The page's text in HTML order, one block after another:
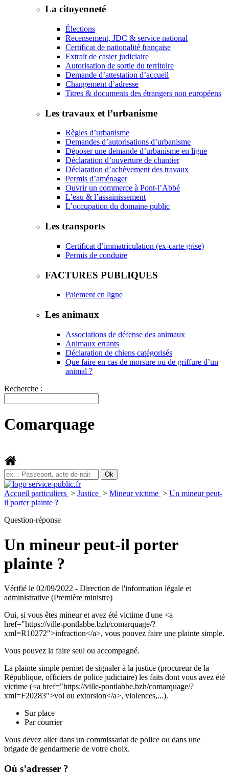
La citoyenneté
Élections
Recensement, JDC & service national
Certificat de nationalité française
Extrait de casier judiciaire
Autorisation de sortie du territoire
Demande d’attestation d’accueil
Changement d’adresse
Titres & documents des étrangers non européens
Les travaux et l’urbanisme
Règles d’urbanisme
Demandes d’autorisations d’urbanisme
Déposer une demande d’urbanisme en ligne
Déclaration d’ouverture de chantier
Déclaration d’achèvement des travaux
Permis d’aménager
Ouvrir un commerce à Pont-l’Abbé
L’eau & l’assainissement
L’occupation du domaine public
Les transports
Certificat d’immatriculation (ex-carte grise)
Permis de conduire
FACTURES PUBLIQUES
Paiement en ligne
Les animaux
Associations de défense des animaux
Animaux errants
Déclaration de chiens catégorisés
Que faire en cas de morsure ou de griffure d’un
animal ?
Recherche :
Comarquage
Accueil particuliers > Justice > Mineur victime > Un mineur peut-
il porter plainte ?
Question-réponse
Un mineur peut-il porter
plainte ?
Vérifié le 02/09/2022 - Direction de l'information légale et
administrative (Première ministre)
Oui, si vous êtes mineur et avez été victime d'une <a
href="https://ville-pontlabbe.bzh/comarquage/?
xml=R10272">infraction</a>, vous pouvez faire une plainte simple.
Vous pouvez la faire seul ou accompagné.
La plainte simple permet de signaler à la justice (procureur de la
République, officiers de police judiciaire) les faits dont vous avez été
victime (<a href="https://ville-pontlabbe.bzh/comarquage/?
xml=F20283">vol ou extorsion</a>, violences,...).
Sur place
Par courrier
Vous devez aller dans un commissariat de police ou dans une
brigade de gendarmerie de votre choix.
Où s’adresser ?